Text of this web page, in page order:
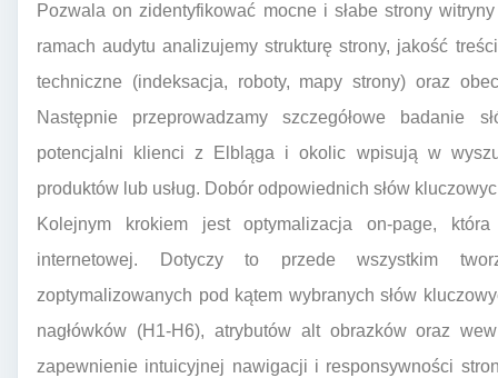
Pozwala on zidentyfikować mocne i słabe strony
ramach audytu analizujemy strukturę strony, jakość
techniczne (indeksacja, roboty, mapy strony) oraz
Następnie przeprowadzamy szczegółowe badanie
potencjalni klienci z Elbląga i okolic wpisują w
produktów lub usług. Dobór odpowiednich słów
Kolejnym krokiem jest optymalizacja on-page,
internetowej. Dotyczy to przede wszystkim
zoptymalizowanych pod kątem wybranych słów
nagłówków (H1-H6), atrybutów alt obrazków oraz
zapewnienie intuicyjnej nawigacji i responsywności